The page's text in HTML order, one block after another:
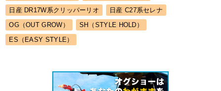
日産 DR17W系クリッパーリオ
日産 C27系セレナ
OG（OUT GROW）
SH（STYLE HOLD）
ES（EASY STYLE）